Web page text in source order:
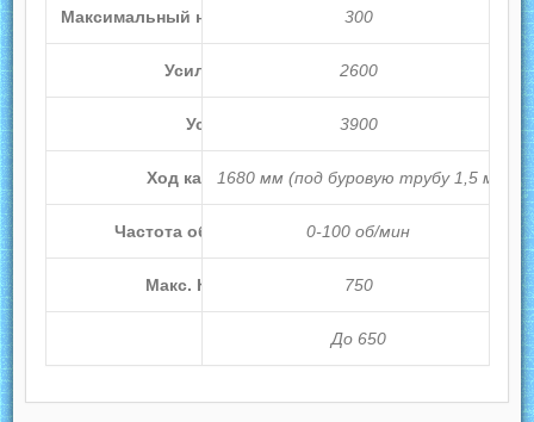
Максимальный начальный диаметр долота мм.
Усилие на подачу в низ
Усилие на подъем
Ход каретки вращателя мм.
Частота оборотов вращателя об/м
Макс. Крутящий момент Нм.
300
2600
3900
1680 мм (под буровую трубу 1,5 м)
0-100 об/мин
750
До 650